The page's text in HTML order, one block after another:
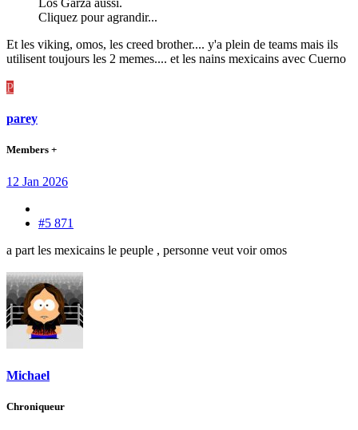
Los Garza aussi.
Cliquez pour agrandir...
Et les viking, omos, les creed brother.... y'a plein de teams mais ils
utilisent toujours les 2 memes.... et les nains mexicains avec Cuerno
P
parey
Members +
12 Jan 2026
#5 871
a part les mexicains le peuple , personne veut voir omos
Michael
Chroniqueur